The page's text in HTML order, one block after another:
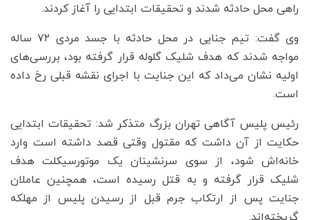
راهی محل حادثه شدند و تحقیقات ابتدایی را آغاز کردند.
وی گفت: تیم جنایی در محل حادثه با جسد مردی ۷۲ ساله
مواجه شدند که هدف شلیک گلوله قرار گرفته بود، بررسی‌های
اولیه نشان می‌داد که این جنایت با اجرای نقشه قبلی رخ داده
است.
رئیس پلیس آگاهی تهران بزرگ متذکر شد: تحقیقات ابتدایی
حکایت از آن داشت که مقتول وقتی قصد داشته است وارد
خانه‌اش شود، از سوی سرنشینان یک موتورسیکلت هدف
شلیک قرار گرفته و به قتل رسیده است، همچنین عاملان
جنایت پس از ارتکاب جرم قبل از رسیدن پلیس از مهلکه